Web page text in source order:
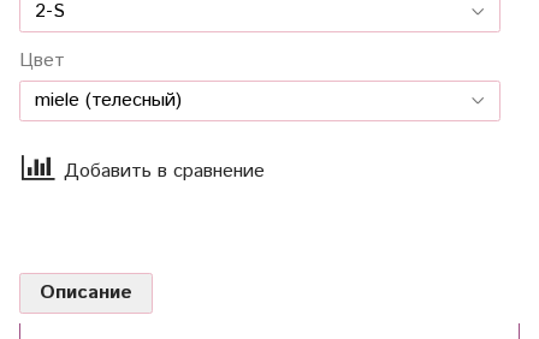
Цвет
Добавить в сравнение
Описание